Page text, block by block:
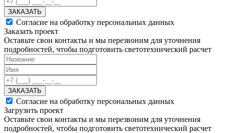
ЗАКАЗАТЬ
Согласие на обработку персональных данных
Заказать проект
Оставьте свои контакты и мы перезвоним для уточнения
подробностей, чтобы подготовить светотехнический расчет
ЗАКАЗАТЬ
Согласие на обработку персональных данных
Загрузить проект
Оставьте свои контакты и мы перезвоним для уточнения
подробностей, чтобы подготовить светотехнический расчет